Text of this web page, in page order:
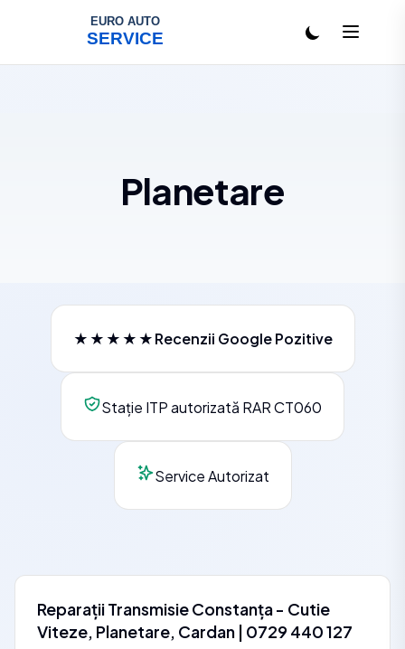
Planetare
★★★★★Recenzii Google Pozitive
Stație ITP autorizată RAR CT060
Service Autorizat
Reparații Transmisie Constanța - Cutie
Viteze, Planetare, Cardan | 0729 440 127